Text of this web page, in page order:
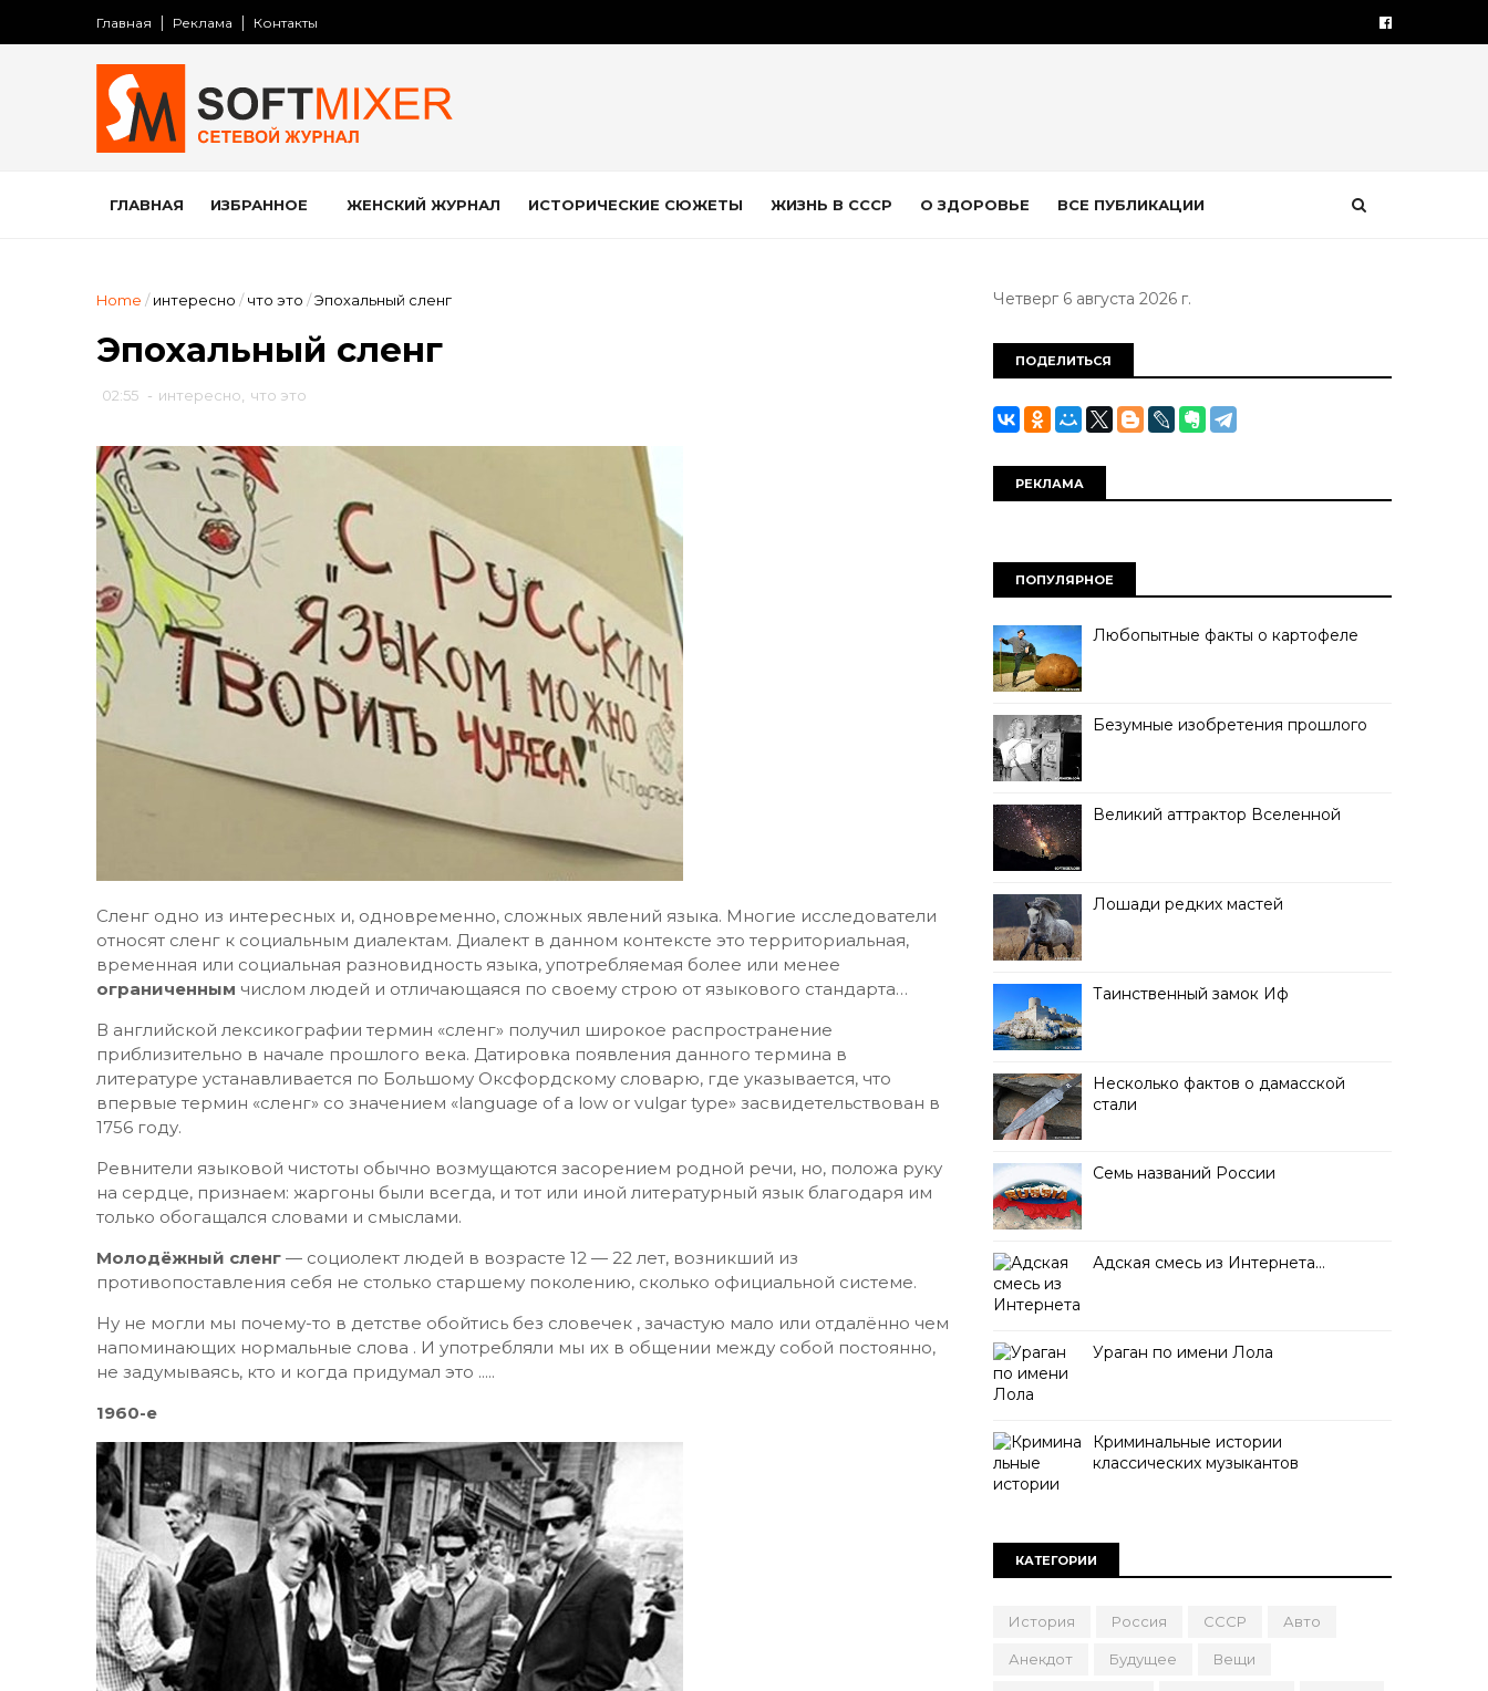
Главная Реклама Контакты
ГЛАВНАЯ ИЗБРАННОЕ ЖЕНСКИЙ ЖУРНАЛ ИСТОРИЧЕСКИЕ СЮЖЕТЫ ЖИЗНЬ В СССР О ЗДОРОВЬЕ ВСЕ ПУБЛИКАЦИИ
Home / интересно / что это /Эпохальный сленг
Эпохальный сленг
02:55 - интересно что это
Сленг одно из интересных и, одновременно, сложных явлений языка. Многие исследователи
относят сленг к социальным диалектам. Диалект в данном контексте это территориальная,
временная или социальная разновидность языка, употребляемая более или менее
ограниченным числом людей и отличающаяся по своему строю от языкового стандарта…
В английской лексикографии термин «сленг» получил широкое распространение
приблизительно в начале прошлого века. Датировка появления данного термина в
литературе устанавливается по Большому Оксфордскому словарю, где указывается, что
впервые термин «сленг» со значением «language of a low or vulgar type» засвидетельствован в
1756 году.
Ревнители языковой чистоты обычно возмущают­ся засорением родной речи, но, положа руку
на сердце, признаем: жаргоны были всегда, и тот или иной литературный язык благода­ря им
только обогащался словами и смыслами.
Молодёжный сленг — социолект людей в возрасте 12 — 22 лет, возникший из
противопоставления себя не столько старшему поколению, сколько официальной системе.
Ну не могли мы почему-то в детстве обойтись без словечек , зачастую мало или отдалённо чем
напоминающих нормальные слова . И употребляли мы их в общении между собой постоянно,
не задумываясь, кто и когда придумал это .....
1960-е
Четверг 6 августа 2026 г.
ПОДЕЛИТЬСЯ
РЕКЛАМА
ПОПУЛЯРНОЕ
Любопытные факты о картофеле
Безумные изобретения прошлого
Великий аттрактор Вселенной
Лошади редких мастей
Таинственный замок Иф
Несколько фактов о дамасской
стали
Семь названий России
Адская смесь из Интернета…
Ураган по имени Лола
Криминальные истории
классических музыкантов
КАТЕГОРИИ
История Россия СССР Авто
Анекдот Будущее Вещи